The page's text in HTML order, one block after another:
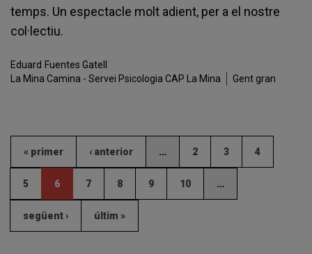
temps. Un espectacle molt adient, per a el nostre
col·lectiu.
Eduard Fuentes Gatell
La Mina Camina - Servei Psicologia CAP La Mina
Gent gran
« primer ‹ anterior … 2 3 4
5 6 7 8 9 10 …
següent › últim »